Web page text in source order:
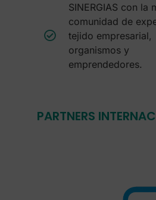
SINERGIAS con la
comunidad de
tejido empresarial,
organismos y
emprendedores.
PARTNERS